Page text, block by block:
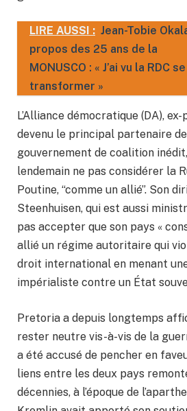
LIRE AUSSI : Jean-Tobie
propos des 25 ans de la
MONUSCO : « J’ai vu la RDC se
transformer »
L’Alliance démocratique (DA),
devenu le principal partenaire de
gouvernement de coalition
lendemain ne pas considérer la
Poutine, “comme un allié”. Son
Steenhuisen, qui est aussi
pas accepter que son pays «
allié un régime autoritaire qui
droit international en menant
impérialiste contre un État
Pretoria a depuis longtemps
rester neutre vis-à-vis de la
a été accusé de pencher en
liens entre les deux pays
décennies, à l’époque de